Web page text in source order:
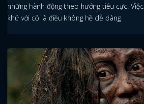
những hành động theo hướng tiêu cực.
khứ với cô là điều không hề dễ dàng